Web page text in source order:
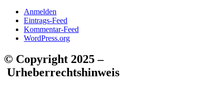
Anmelden
Eintrags-Feed
Kommentar-Feed
WordPress.org
© Copyright 2025 –
Urheberrechtshinweis